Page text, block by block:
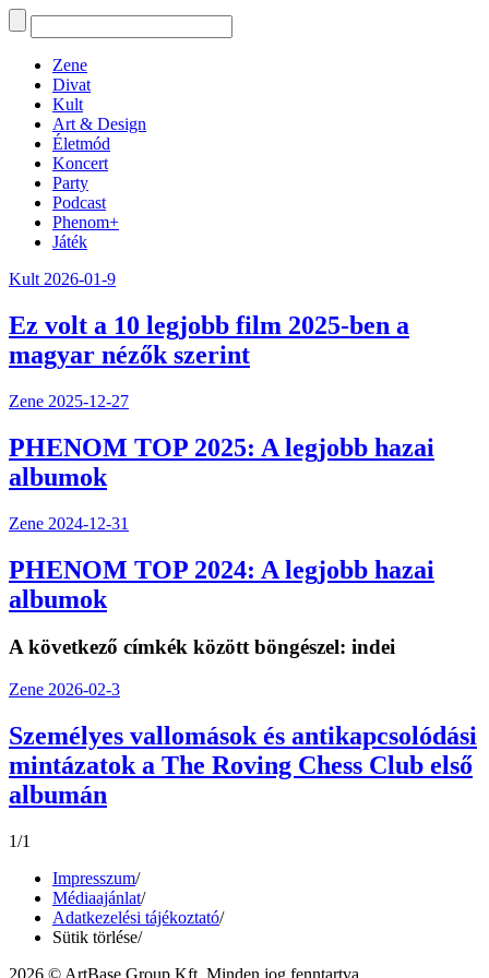
Zene
Divat
Kult
Art & Design
Életmód
Koncert
Party
Podcast
Phenom+
Játék
Kult 2026-01-9
Ez volt a 10 legjobb film 2025-ben a
magyar nézők szerint
Zene 2025-12-27
PHENOM TOP 2025: A legjobb hazai
albumok
Zene 2024-12-31
PHENOM TOP 2024: A legjobb hazai
albumok
A következő címkék között böngészel: indei
Zene 2026-02-3
Személyes vallomások és antikapcsolódási
mintázatok a The Roving Chess Club első
albumán
1/1
Impresszum/
Médiaajánlat/
Adatkezelési tájékoztató/
Sütik törlése/
2026 © ArtBase Group Kft. Minden jog fenntartva.